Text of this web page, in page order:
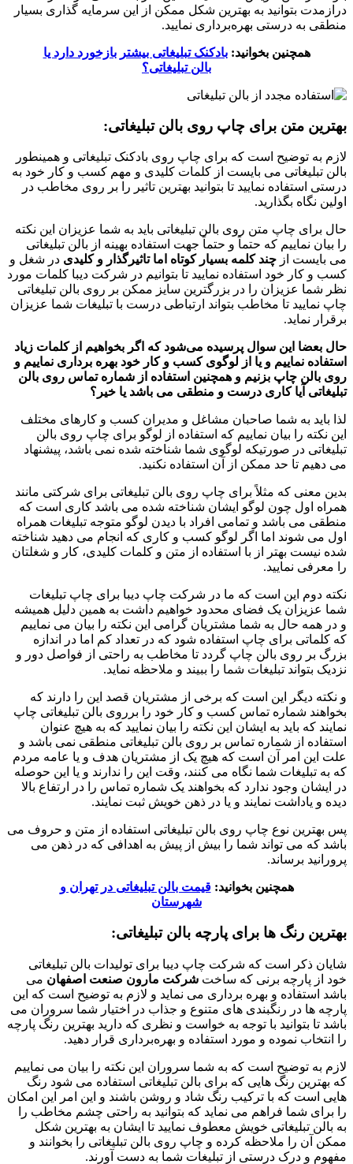
درازمدت بتوانید به بهترین شکل ممکن از این سرمایه گذاری بسیار
منطقی به درستی بهره‌برداری نمایید.
همچنین بخوانید:بادکنک تبلیغاتی بیشتر بازخورد دارد یا
بالن تبلیغاتی؟
بهترین متن برای چاپ روی بالن تبلیغاتی:
لازم به توضیح است که برای چاپ روی بادکنک تبلیغاتی و همینطور
بالن تبلیغاتی می بایست از کلمات کلیدی و مهم کسب و کار خود به
درستی استفاده نمایید تا بتوانید بهترین تاثیر را بر روی مخاطب در
اولین نگاه بگذارید.
حال برای چاپ متن روی بالن تبلیغاتی باید به شما عزیزان این نکته
را بیان نماییم که حتماً و حتماً جهت استفاده بهینه از بالن تبلیغاتی
می بایست از چند کلمه بسیار کوتاه اما تاثیرگذار و کلیدی در شغل و
کسب و کار خود استفاده نمایید تا بتوانیم در شرکت دیبا کلمات مورد
نظر شما عزیزان را در بزرگترین سایز ممکن بر روی بالن تبلیغاتی
چاپ نمایید تا مخاطب بتواند ارتباطی درست با تبلیغات شما عزیزان
برقرار نماید.
حال بعضا این سوال پرسیده می‌شود که اگر بخواهیم از کلمات زیاد
استفاده نماییم و یا از لوگوی کسب و کار خود بهره برداری نماییم و
روی بالن چاپ بزنیم و همچنین استفاده از شماره تماس روی بالن
تبلیغاتی آیا کاری درست و منطقی می باشد یا خیر؟
لذا باید به شما صاحبان مشاغل و مدیران کسب و کارهای مختلف
این نکته را بیان نماییم که استفاده از لوگو برای چاپ روی بالن
تبلیغاتی در صورتیکه لوگوی شما شناخته شده نمی باشد، پیشنهاد
می دهیم تا حد ممکن از آن استفاده نکنید.
بدین معنی که مثلاً برای چاپ روی بالن تبلیغاتی برای شرکتی مانند
همراه اول چون لوگو ایشان شناخته شده می باشد کاری است که
منطقی می باشد و تمامی افراد با دیدن لوگو متوجه تبلیغات همراه
اول می شوند اما اگر لوگو کسب و کاری که انجام می دهید شناخته
شده نیست بهتر از با استفاده از متن و کلمات کلیدی، کار و شغلتان
را معرفی نمایید.
نکته دوم این است که ما در شرکت چاپ دیبا برای چاپ تبلیغات
شما عزیزان یک فضای محدود خواهیم داشت به همین دلیل همیشه
و در همه حال به شما مشتریان گرامی این نکته را بیان می نماییم
که کلماتی برای چاپ استفاده شود که در تعداد کم اما در اندازه
بزرگ بر روی بالن چاپ گردد تا مخاطب به راحتی از فواصل دور و
نزدیک بتواند تبلیغات شما را ببیند و ملاحظه نماید.
و نکته دیگر این است که برخی از مشتریان قصد این را دارند که
بخواهند شماره تماس کسب و کار خود را برروی بالن تبلیغاتی چاپ
نمایند که باید به ایشان این نکته را بیان نمایید که به هیچ عنوان
استفاده از شماره تماس بر روی بالن تبلیغاتی منطقی نمی باشد و
علت این امر آن است که هیچ یک از مشتریان هدف و یا عامه مردم
که به تبلیغات شما نگاه می کنند، وقت این را ندارند و یا این حوصله
در ایشان وجود ندارد که بخواهند یک شماره تماس را در ارتفاع بالا
دیده و یاداشت نمایند و یا در ذهن خویش ثبت نمایند.
پس بهترین نوع چاپ روی بالن تبلیغاتی استفاده از متن و حروف می
باشد که می تواند شما را بیش از پیش به اهدافی که در ذهن می
پرورانید برساند.
همچنین بخوانید:قیمت بالن تبلیغاتی در تهران و
شهرستان
بهترین رنگ ها برای پارچه بالن تبلیغاتی:
شایان ذکر است که شرکت چاپ دیبا برای تولیدات بالن تبلیغاتی
خود از پارچه برنی که ساخت شرکت مارون صنعت اصفهان می
باشد استفاده و بهره برداری می نماید و لازم به توضیح است که این
پارچه ها در رنگبندی های متنوع و جذاب در اختیار شما سروران می
باشد تا بتوانید با توجه به خواست و نظری که دارید بهترین رنگ پارچه
را انتخاب نموده و مورد استفاده و بهره‌برداری قرار دهید.
لازم به توضیح است که به شما سروران این نکته را بیان می نماییم
که بهترین رنگ هایی که برای بالن تبلیغاتی استفاده می شود رنگ
هایی است که با ترکیب رنگ شاد و روشن باشند و این امر این امکان
را برای شما فراهم می نماید که بتوانید به راحتی چشم مخاطب را
به بالن تبلیغاتی خویش معطوف نمایید تا ایشان به بهترین شکل
ممکن آن را ملاحظه کرده و چاپ روی بالن تبلیغاتی را بخوانند و
مفهوم و درک درستی از تبلیغات شما به دست آورند.